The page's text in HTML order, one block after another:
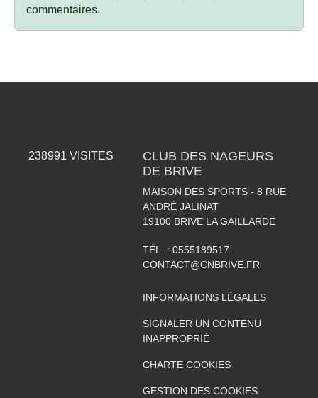
commentaires.
238991 VISITES
CLUB DES NAGEURS
DE BRIVE
MAISON DES SPORTS - 8 RUE
ANDRÉ JALINAT
19100 BRIVE LA GAILLARDE
TÉL. : 0555189517
CONTACT@CNBRIVE.FR
INFORMATIONS LÉGALES
SIGNALER UN CONTENU
INAPPROPRIÉ
CHARTE COOKIES
GESTION DES COOKIES